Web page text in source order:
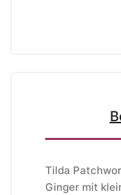
Tilda
Ginger mit